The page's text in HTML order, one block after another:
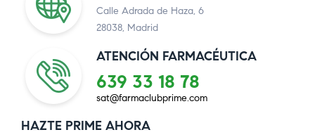
Calle Adrada de Haza, 6
28038, Madrid
ATENCIÓN FARMACÉUTICA
639 33 18 78
sat@farmaclubprime.com
HAZTE PRIME AHORA